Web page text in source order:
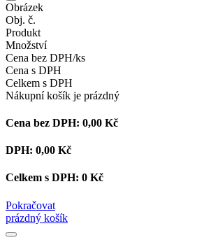
Obrázek
Obj. č.
Produkt
Množství
Cena bez DPH/ks
Cena s DPH
Celkem s DPH
Nákupní košík je prázdný
Cena bez DPH: 0,00 Kč
DPH: 0,00 Kč
Celkem s DPH: 0 Kč
Pokračovat
prázdný košík